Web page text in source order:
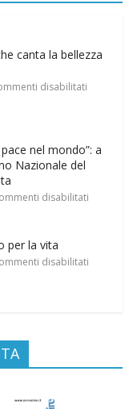
canta la bellezza
disabilitati
nel mondo”: a
Nazionale del
disabilitati
per la vita
disabilitati
di Federvita
assistito per